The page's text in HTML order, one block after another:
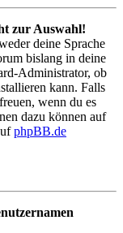
zur Auswahl!
deine Sprache
bislang in deine
Administrator, ob
kann. Falls
wenn du es
dazu können auf
phpBB.de